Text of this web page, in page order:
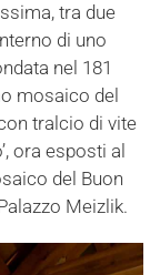
tra due
di uno
nel 181
mosaico del
tralcio di vite
ora esposti al
del Buon
Meizlik.